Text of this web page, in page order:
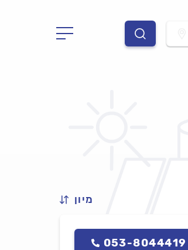
מיון
053-8044419